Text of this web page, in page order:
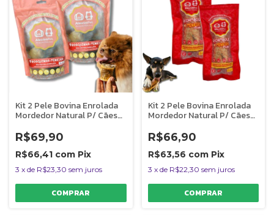
Kit 2 Pele Bovina Enrolada
Mordedor Natural P/ Cães
AlecrimPet
R$69,90
R$66,41 com Pix
3 x de R$23,30 sem juros
Kit 2 Pele Bovina Enrolada
Mordedor Natural P/ Cães
AlecrimPet
R$66,90
R$63,56 com Pix
3 x de R$22,30 sem juros